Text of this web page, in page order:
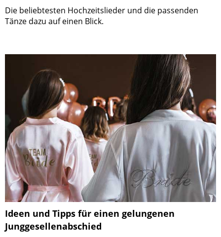
Die beliebtesten Hochzeitslieder und die passenden
Tänze dazu auf einen Blick.
Ideen und Tipps für einen gelungenen
Junggesellenabschied